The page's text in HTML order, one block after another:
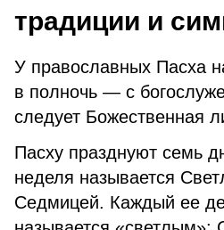
традиции и
У православных Пасха
в полночь — с
следует Божественная
Пасху празднуют семь
неделя называется
Седмицей. Каждый ее